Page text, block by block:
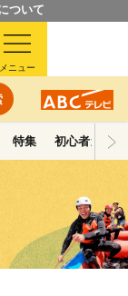
ついて
メニュー
特集 初心者ガイド